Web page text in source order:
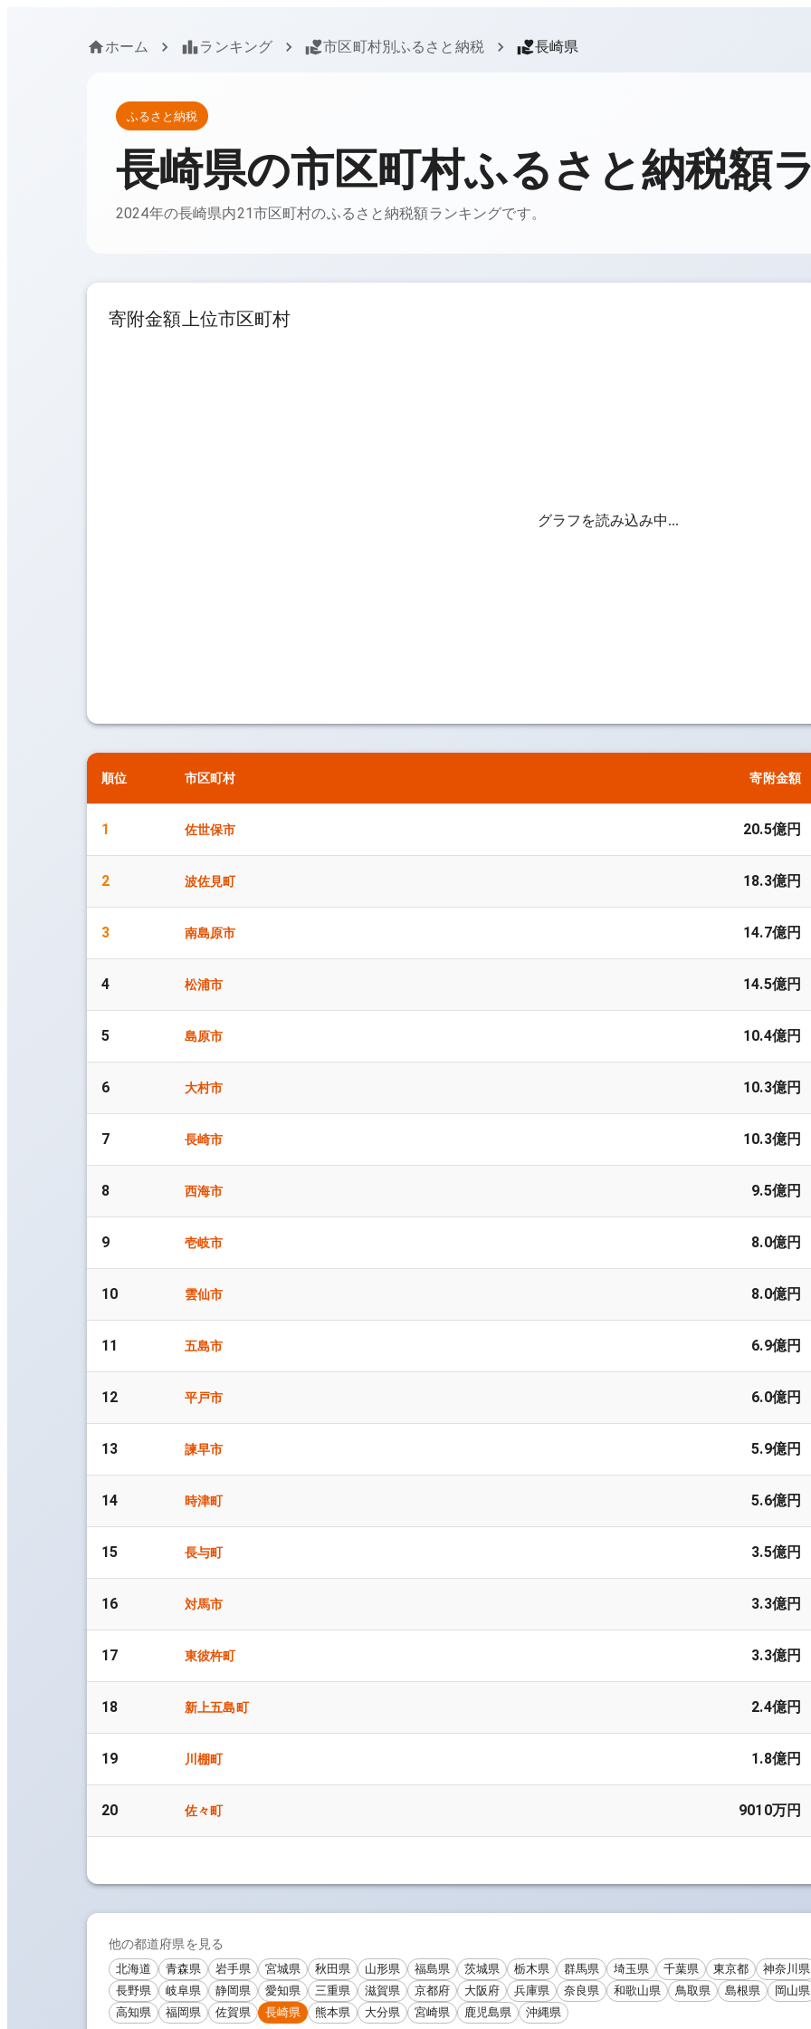
ホーム ランキング 市区町村別ふるさと納税 長崎県
ふるさと納税
長崎県の市区町村ふるさと納税額
2024年の長崎県内21市区町村のふるさと納税額ランキングです。
寄附金額上位市区町村
グラフを読み込み中...
順位 市区町村 寄附金額
1 佐世保市 20.5億円
2 波佐見町 18.3億円
3 南島原市 14.7億円
4 松浦市 14.5億円
5 島原市 10.4億円
6 大村市 10.3億円
7 長崎市 10.3億円
8 西海市 9.5億円
9 壱岐市 8.0億円
10 雲仙市 8.0億円
11 五島市 6.9億円
12 平戸市 6.0億円
13 諫早市 5.9億円
14 時津町 5.6億円
15 長与町 3.5億円
16 対馬市 3.3億円
17 東彼杵町 3.3億円
18 新上五島町 2.4億円
19 川棚町 1.8億円
20 佐々町 9010万円
他の都道府県を見る
北海道 青森県 岩手県 宮城県 秋田県 山形県 福島県 茨城県 栃木県 群馬県 埼玉県 千葉県 東京都
神奈川県
長野県
岐阜県 静岡県 愛知県 三重県 滋賀県 京都府 大阪府 兵庫県 奈良県 和歌山県 鳥取県 島根県
岡山県
高知県
福岡県 佐賀県 長崎県 熊本県 大分県 宮崎県 鹿児島県 沖縄県